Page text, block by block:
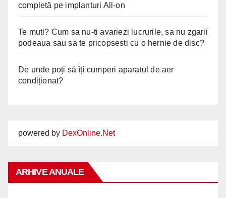
completă pe implanturi All-on
Te muti? Cum sa nu-ti avariezi lucrurile, sa nu zgarii
podeaua sau sa te pricopsesti cu o hernie de disc?
De unde poți să îți cumperi aparatul de aer
condiționat?
powered by DexOnline.Net
ARHIVE ANUALE